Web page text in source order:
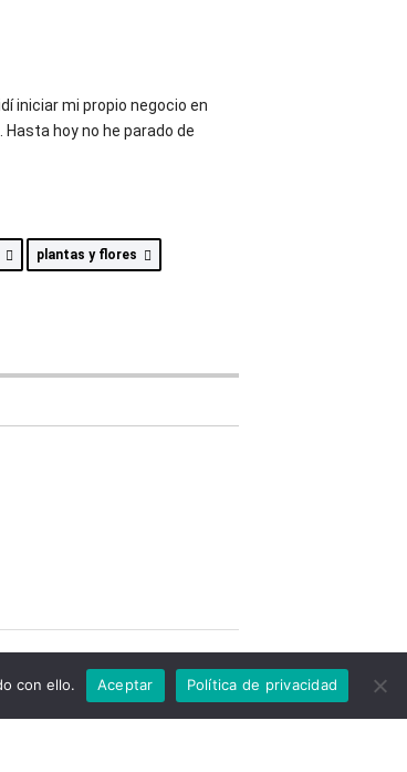
iniciar mi propio negocio en
hoy no he parado de
plantas y flores
con ello. Aceptar Política de privacidad